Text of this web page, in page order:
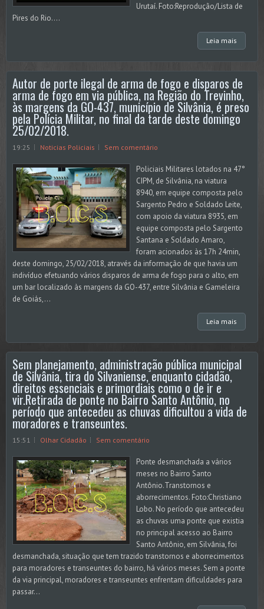
Urutaí. Foto:Reprodução/Lista de
Pires do Rio....
Leia mais
Autor de porte ilegal de arma de fogo e disparos de
arma de fogo em via pública, na Região do Trevinho,
às margens da GO-437, município de Silvânia, é preso
pela Polícia Militar, no final da tarde deste domingo
25/02/2018.
19:25 Noticias Policiais Sem comentário
Policiais Militares lotados na 47°
CIPM, de Silvânia, na viatura
8940, em equipe composta pelo
Sargento Pedro e Soldado Leite,
com apoio da viatura 8935, em
equipe composta pelo Sargento
Santana e Soldado Amaro,
foram acionados às 17h 24min,
deste domingo, 25/02/2018, através da informação de que havia um
indivíduo efetuando vários disparos de arma de fogo para o alto, em
um bar localizado às margens da GO-437, entre Silvânia e Gameleira
de Goiás,...
Leia mais
Sem planejamento, administração pública municipal
de Silvânia, tira do Silvaniense, enquanto cidadão,
direitos essenciais e primordiais como o de ir e
vir.Retirada de ponte no Bairro Santo Antônio, no
período que antecedeu as chuvas dificultou a vida de
moradores e transeuntes.
15:51 Olhar Cidadão Sem comentário
Ponte desmanchada a vários
meses no Bairro Santo
Antônio.Transtornos e
aborrecimentos. Foto:Christiano
Lobo. No período que antecedeu
as chuvas uma ponte que existia
no principal acesso ao Bairro
Santo Antônio, em Silvânia, foi
desmanchada, situação que tem trazido transtornos e aborrecimentos
para moradores e transeuntes do bairro, há vários meses. Sem a ponte
da via principal, moradores e transeuntes enfrentam dificuldades para
passar...